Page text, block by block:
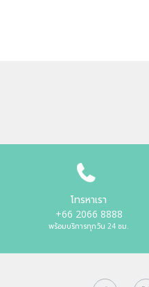
โทรหาเรา
+66 2066 8888
พร้อมบริการทุกวัน 24 ชม.